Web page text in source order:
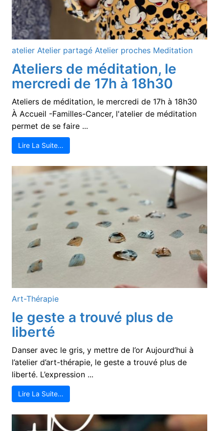
atelier Atelier partagé Atelier proches Meditation
Ateliers de méditation, le
mercredi de 17h à 18h30
Ateliers de méditation, le mercredi de 17h à 18h30
À Accueil -Familles-Cancer, l'atelier de méditation
permet de se faire ...
Lire La Suite…
Art-Thérapie
le geste a trouvé plus de
liberté
Danser avec le gris, y mettre de l’or Aujourd’hui à
l’atelier d’art-thérapie, le geste a trouvé plus de
liberté. L’expression ...
Lire La Suite…